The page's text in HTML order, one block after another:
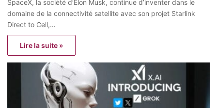
SpaceX, la société d’Elon Musk, continue d’inventer dans le
domaine de la connectivité satellite avec son projet Starlink
Direct to Cell,…
Lire la suite »